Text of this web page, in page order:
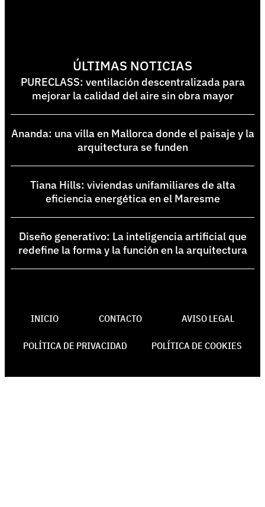
ÚLTIMAS NOTICIAS
PURECLASS: ventilación descentralizada para
mejorar la calidad del aire sin obra mayor
Ananda: una villa en Mallorca donde el paisaje y la
arquitectura se funden
Tiana Hills: viviendas unifamiliares de alta
eficiencia energética en el Maresme
Diseño generativo: La inteligencia artificial que
redefine la forma y la función en la arquitectura
INICIO CONTACTO AVISO LEGAL
POLÍTICA DE PRIVACIDAD POLÍTICA DE COOKIES